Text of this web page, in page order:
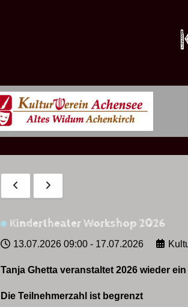
Kindertheater Workshop 2026
13.07.2026 09:00 - 17.07.2026
Tanja Ghetta veranstaltet 2026 wieder
Die Teilnehmerzahl ist begrenzt